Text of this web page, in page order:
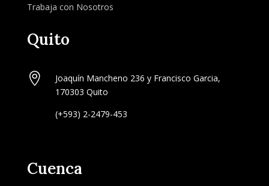
Trabaja con Nosotros
Quito

Joaquín Mancheno 236 y Francisco Garcia,
170303 Quito
(+593) 2-2479-453
Cuenca